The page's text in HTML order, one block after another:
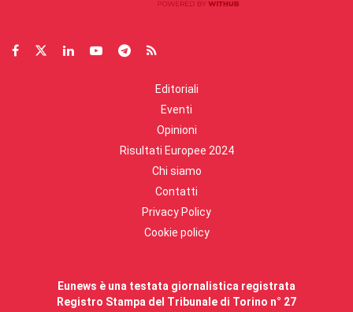
Editoriali
Eventi
Opinioni
Risultati Europee 2024
Chi siamo
Contatti
Privacy Policy
Cookie policy
Eunews è una testata giornalistica registrata
Registro Stampa del Tribunale di Torino n° 27